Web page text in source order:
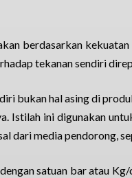
berdasarkan
tekanan sendiri
bukan hal asing di
Istilah ini digunakan
dari media pendorong,
satuan bar atau